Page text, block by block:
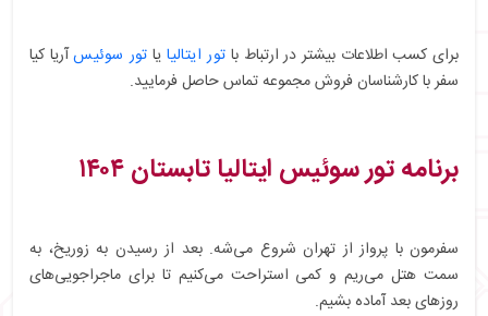
برای کسب اطلاعات بیشتر در ارتباط با تور ایتالیایا تور سوئیسآریا کیا
سفر با کارشناسان فروش مجموعه تماس حاصل فرمایید.
برنامه تور سوئیس ایتالیا تابستان ۱۴۰۴
سفرمون با پرواز از تهران شروع می‌شه. بعد از رسیدن به زوریخ، به
سمت هتل می‌ریم و کمی استراحت می‌کنیم تا برای ماجراجویی‌های
روزهای بعد آماده بشیم.